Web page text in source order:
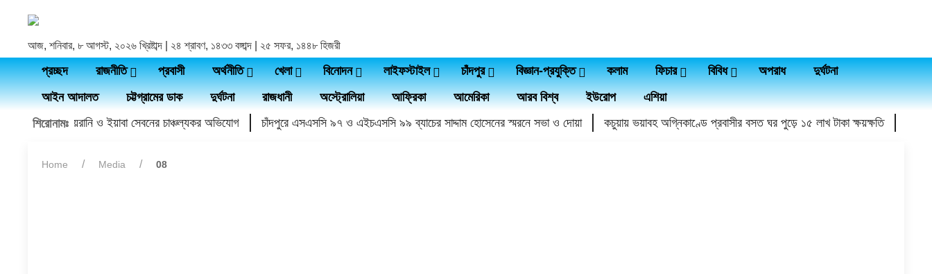
আজ, শনিবার, ৮ আগস্ট, ২০২৬ খ্রিষ্টাব্দ | ২৪ শ্রাবণ, ১৪৩৩ বঙ্গাব্দ | ২৫ সফর, ১৪৪৮ হিজরী
প্রচ্ছদ রাজনীতি প্রবাসী অর্থনীতি খেলা বিনোদন লাইফস্টাইল চাঁদপুর বিজ্ঞান-প্রযুক্তি কলাম ফিচার বিবিধ অপরাধ
দুর্ঘটনা
আইন আদালত
চট্টগ্রামের ডাক দুর্ঘটনা রাজধানী অস্ট্রোলিয়া আফ্রিকা আমেরিকা আরব বিশ্ব ইউরোপ
এশিয়া
শিরোনামঃ
ডাক্তারের হয়রানি ও ইয়াবা সেবনের চাঞ্চল্যকর অভিযোগ চাঁদপুরে এসএসসি ৯৭ ও এইচএসসি ৯৯ ব্যাচের সাদ্দাম হোসেনের স্মরনে সভা ও দোয়া কচুয়ায় ভয়াবহ অগ্নিকাণ্ডে প্রবাসীর বসত ঘর পুড়ে ১৫ লাখ টাকা ক্ষয়ক্ষতি
Home Media 08